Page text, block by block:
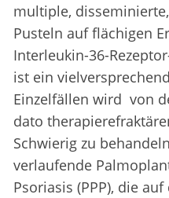
multiple,
Pusteln auf flächigen
Interleukin-36-
ist ein
Einzelfällen wird von
dato
Schwierig zu
verlaufende
Psoriasis (PPP), die